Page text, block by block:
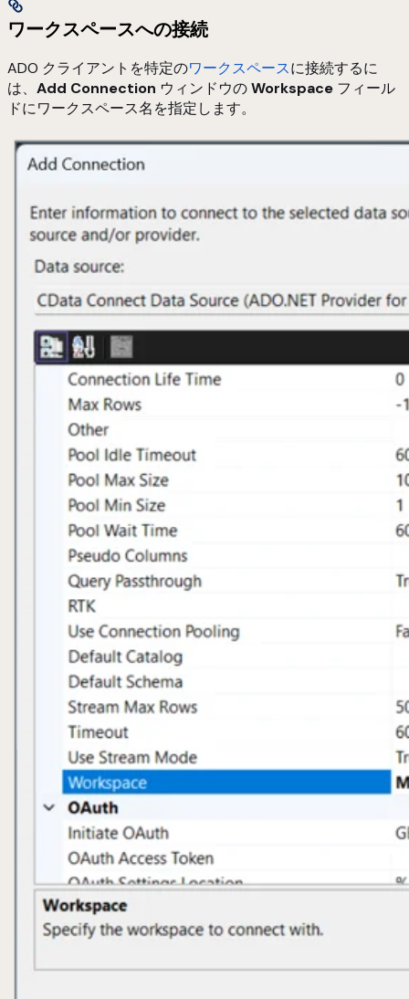
ワークスペースへの接続
ADO クライアントを特定のワークスペースに接続するに
は、 Add Connection ウィンドウのWorkspace フィール
ドにワークスペース名を指定します。